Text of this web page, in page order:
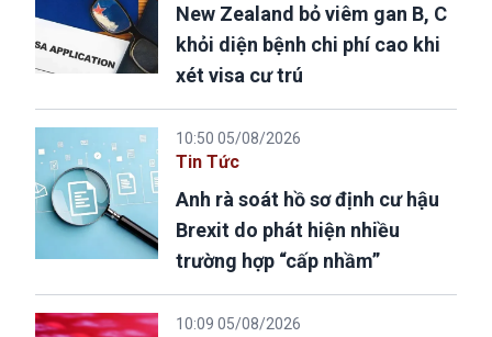
New Zealand bỏ viêm gan B, C
khỏi diện bệnh chi phí cao khi
xét visa cư trú
10:50 05/08/2026
Tin Tức
Anh rà soát hồ sơ định cư hậu
Brexit do phát hiện nhiều
trường hợp “cấp nhầm”
10:09 05/08/2026